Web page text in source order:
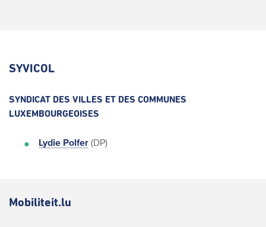
SYVICOL
SYNDICAT DES VILLES ET DES COMMUNES
LUXEMBOURGEOISES
Lydie Polfer (DP)
Mobiliteit.lu